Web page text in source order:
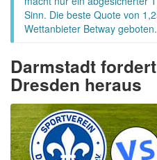
Sinn. Die beste Quote von
Wettanbieter Betway geboten.
Darmstadt
Dresden heraus